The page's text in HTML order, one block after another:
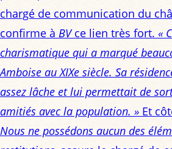
chargé de communication du
confirme à BVce lien très fort. «
charismatique qui a marqué
Amboise au XIXe siècle. Sa
assez lâche et lui permettait de
amitiés avec la population. » Et
Nous ne possédons aucun des